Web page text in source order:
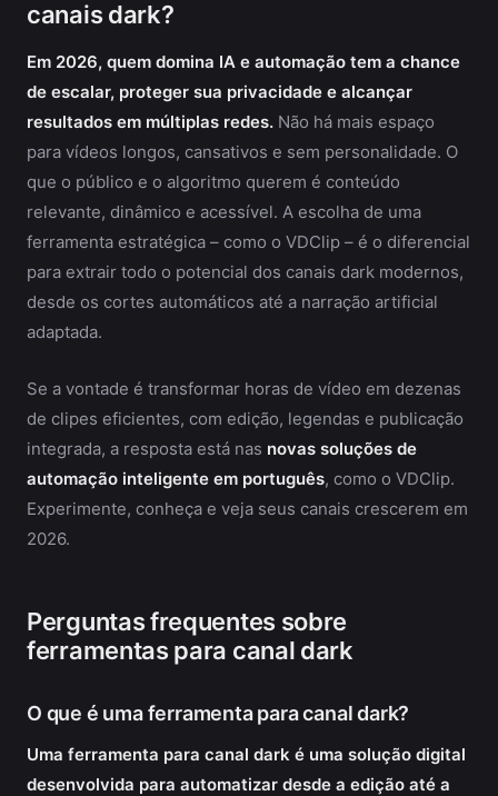
canais dark?
Em 2026, quem domina IA e automação tem a chance
de escalar, proteger sua privacidade e alcançar
resultados em múltiplas redes. Não há mais espaço
para vídeos longos, cansativos e sem personalidade. O
que o público e o algoritmo querem é conteúdo
relevante, dinâmico e acessível. A escolha de uma
ferramenta estratégica – como o VDClip – é o diferencial
para extrair todo o potencial dos canais dark modernos,
desde os cortes automáticos até a narração artificial
adaptada.
Se a vontade é transformar horas de vídeo em dezenas
de clipes eficientes, com edição, legendas e publicação
integrada, a resposta está nas novas soluções de
automação inteligente em português, como o VDClip.
Experimente, conheça e veja seus canais crescerem em
2026.
Perguntas frequentes sobre
ferramentas para canal dark
O que é uma ferramenta para canal dark?
Uma ferramenta para canal dark é uma solução digital
desenvolvida para automatizar desde a edição até a